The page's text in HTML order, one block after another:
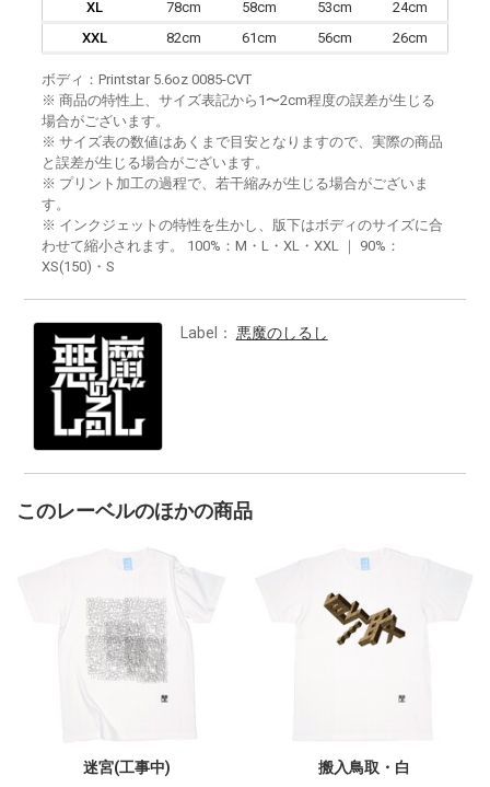
XL 78cm 58cm 53cm
24cm
XXL
82cm 61cm 56cm 26cm
ボディ：Printstar 5.6oz 0085-CVT
※ 商品の特性上、サイズ表記から1〜2cm程度の誤差が生じる
場合がございます。
※ サイズ表の数値はあくまで目安となりますので、実際の商品
と誤差が生じる場合がございます。
※ プリント加工の過程で、若干縮みが生じる場合がございま
す。
※ インクジェットの特性を生かし、版下はボディのサイズに合
わせて縮小されます。 100%：M・L・XL・XXL ｜ 90%：
XS(150)・S
Label： 悪魔のしるし
このレーベルのほかの商品
迷宮(工事中) 搬入鳥取・白